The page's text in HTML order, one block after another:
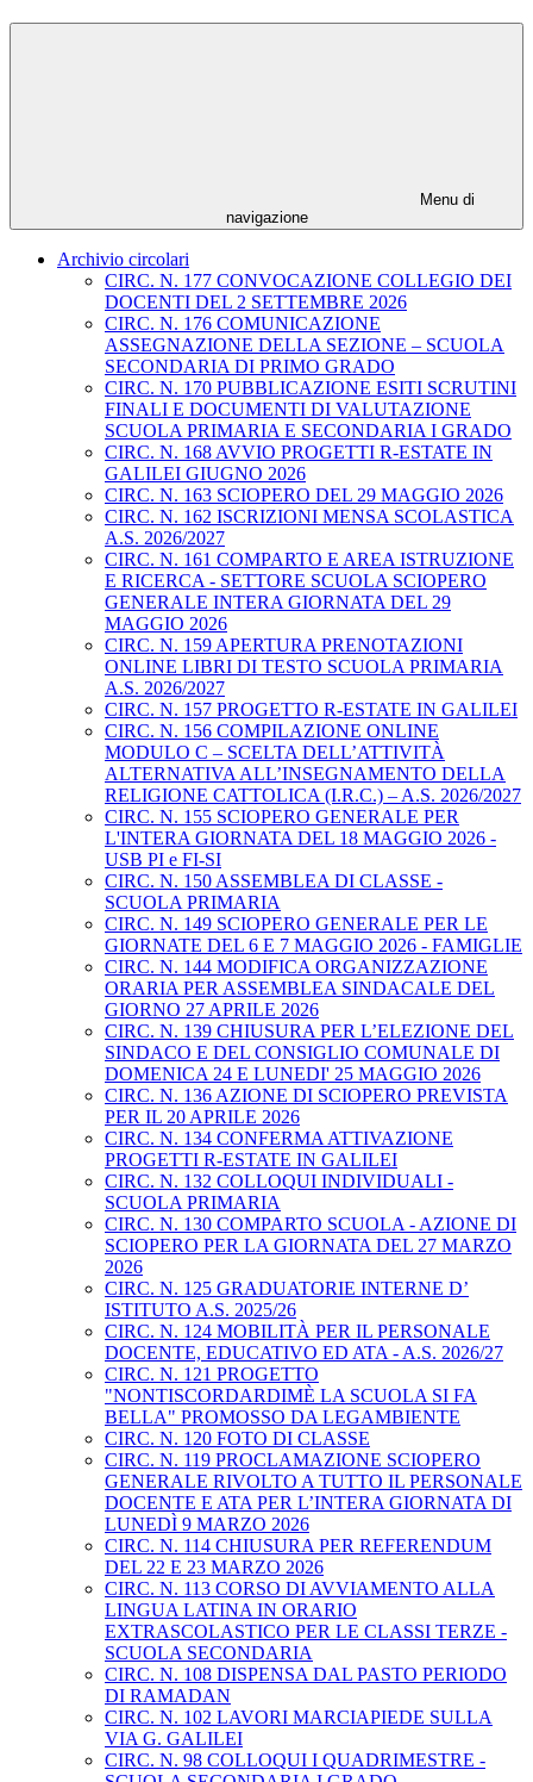
Menu di
navigazione
Archivio circolari
CIRC. N. 177 CONVOCAZIONE COLLEGIO DEI
DOCENTI DEL 2 SETTEMBRE 2026
CIRC. N. 176 COMUNICAZIONE
ASSEGNAZIONE DELLA SEZIONE – SCUOLA
SECONDARIA DI PRIMO GRADO
CIRC. N. 170 PUBBLICAZIONE ESITI SCRUTINI
FINALI E DOCUMENTI DI VALUTAZIONE
SCUOLA PRIMARIA E SECONDARIA I GRADO
CIRC. N. 168 AVVIO PROGETTI R-ESTATE IN
GALILEI GIUGNO 2026
CIRC. N. 163 SCIOPERO DEL 29 MAGGIO 2026
CIRC. N. 162 ISCRIZIONI MENSA SCOLASTICA
A.S. 2026/2027
CIRC. N. 161 COMPARTO E AREA ISTRUZIONE
E RICERCA - SETTORE SCUOLA SCIOPERO
GENERALE INTERA GIORNATA DEL 29
MAGGIO 2026
CIRC. N. 159 APERTURA PRENOTAZIONI
ONLINE LIBRI DI TESTO SCUOLA PRIMARIA
A.S. 2026/2027
CIRC. N. 157 PROGETTO R-ESTATE IN GALILEI
CIRC. N. 156 COMPILAZIONE ONLINE
MODULO C – SCELTA DELL’ATTIVITÀ
ALTERNATIVA ALL’INSEGNAMENTO DELLA
RELIGIONE CATTOLICA (I.R.C.) – A.S. 2026/2027
CIRC. N. 155 SCIOPERO GENERALE PER
L'INTERA GIORNATA DEL 18 MAGGIO 2026 -
USB PI e FI-SI
CIRC. N. 150 ASSEMBLEA DI CLASSE -
SCUOLA PRIMARIA
CIRC. N. 149 SCIOPERO GENERALE PER LE
GIORNATE DEL 6 E 7 MAGGIO 2026 - FAMIGLIE
CIRC. N. 144 MODIFICA ORGANIZZAZIONE
ORARIA PER ASSEMBLEA SINDACALE DEL
GIORNO 27 APRILE 2026
CIRC. N. 139 CHIUSURA PER L’ELEZIONE DEL
SINDACO E DEL CONSIGLIO COMUNALE DI
DOMENICA 24 E LUNEDI' 25 MAGGIO 2026
CIRC. N. 136 AZIONE DI SCIOPERO PREVISTA
PER IL 20 APRILE 2026
CIRC. N. 134 CONFERMA ATTIVAZIONE
PROGETTI R-ESTATE IN GALILEI
CIRC. N. 132 COLLOQUI INDIVIDUALI -
SCUOLA PRIMARIA
CIRC. N. 130 COMPARTO SCUOLA - AZIONE DI
SCIOPERO PER LA GIORNATA DEL 27 MARZO
2026
CIRC. N. 125 GRADUATORIE INTERNE D’
ISTITUTO A.S. 2025/26
CIRC. N. 124 MOBILITÀ PER IL PERSONALE
DOCENTE, EDUCATIVO ED ATA - A.S. 2026/27
CIRC. N. 121 PROGETTO
"NONTISCORDARDIMÈ LA SCUOLA SI FA
BELLA" PROMOSSO DA LEGAMBIENTE
CIRC. N. 120 FOTO DI CLASSE
CIRC. N. 119 PROCLAMAZIONE SCIOPERO
GENERALE RIVOLTO A TUTTO IL PERSONALE
DOCENTE E ATA PER L’INTERA GIORNATA DI
LUNEDÌ 9 MARZO 2026
CIRC. N. 114 CHIUSURA PER REFERENDUM
DEL 22 E 23 MARZO 2026
CIRC. N. 113 CORSO DI AVVIAMENTO ALLA
LINGUA LATINA IN ORARIO
EXTRASCOLASTICO PER LE CLASSI TERZE -
SCUOLA SECONDARIA
CIRC. N. 108 DISPENSA DAL PASTO PERIODO
DI RAMADAN
CIRC. N. 102 LAVORI MARCIAPIEDE SULLA
VIA G. GALILEI
CIRC. N. 98 COLLOQUI I QUADRIMESTRE -